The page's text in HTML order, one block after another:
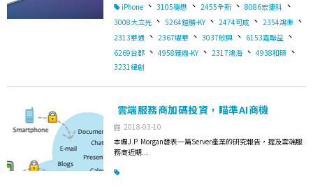
iPhone 、 3105穩懋 、 2455全新 、 8086宏捷科 、
3008大立光 、 5264鎧勝-KY 、 2474可成 、 2354鴻準 、
2313華通 、 2367燿華 、 3037欣興 、 6153嘉聯益 、
6269台郡 、 4958臻鼎-KY 、 2317鴻海 、 4938和碩 、
3231緯創
雲端服務商加碼投資，瞄準AI商機
2018-03-10
本週J.P. Morgan發表一篇Server產業的研究報告，提及雲端服
務商近期...